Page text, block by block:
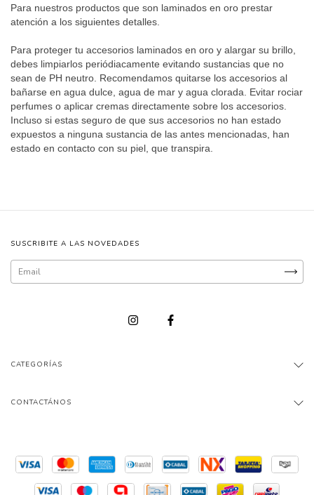
Para nuestros productos que son laminados en oro prestar
atención a los siguientes detalles.
Para proteger tu accesorios laminados en oro y alargar su brillo,
debes limpiarlos periódiacamente evitando sustancias que no
sean de PH neutro. Recomendamos quitarse los accesorios al
bañarse en agua dulce, agua de mar y agua clorada. Evitar rociar
perfumes o aplicar cremas directamente sobre los accesorios.
Incluso si estas seguro de que sus accesorios no han estado
expuestos a ninguna sustancia de las antes mencionadas, han
estado en contacto con su piel, que transpira.
SUSCRIBITE A LAS NOVEDADES
CATEGORÍAS
CONTACTÁNOS